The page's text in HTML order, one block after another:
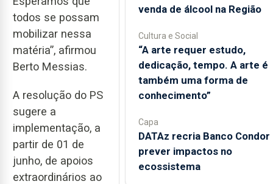
todos se possam
mobilizar nessa
matéria”, afirmou
Berto Messias.
A resolução do PS
sugere a
implementação, a
partir de 01 de
junho, de apoios
extraordinários ao
venda de álcool na Região
Cultura e Social
“A arte requer estudo,
dedicação, tempo. A arte é
também uma forma de
conhecimento”
Capa
DATAz recria Banco Condor
prever impactos no
ecossistema